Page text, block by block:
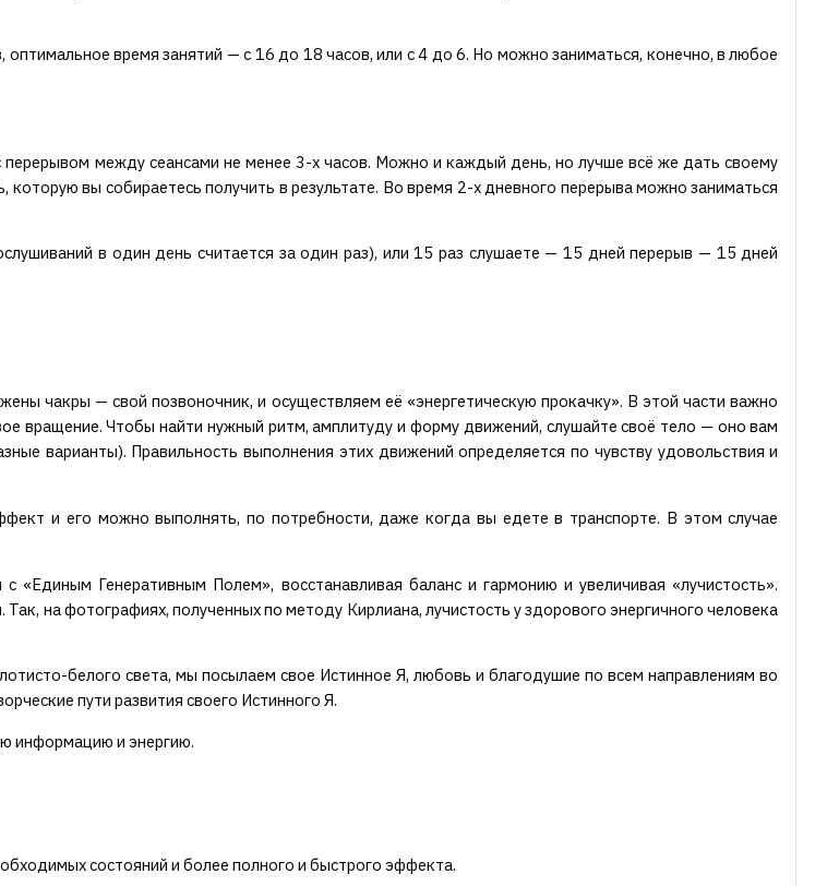
оптимальное время занятий — с 16 до 18 часов, или с 4 до 6. Но можно заниматься, конечно, в любое
между сеансами не менее 3-х часов. Можно и каждый день, но лучше всё же дать своему
вы собираетесь получить в результате. Во время 2-х дневного перерыва можно заниматься
в один день считается за один раз), или 15 раз слушаете — 15 дней перерыв — 15 дней
чакры — свой позвоночник, и осуществляем её «энергетическую прокачку». В этой части важно
вращение. Чтобы найти нужный ритм, амплитуду и форму движений, слушайте своё тело — оно вам
варианты). Правильность выполнения этих движений определяется по чувству удовольствия и
и его можно выполнять, по потребности, даже когда вы едете в транспорте. В этом случае
Генеративным Полем», восстанавливая баланс и гармонию и увеличивая «лучистость».
на фотографиях, полученных по методу Кирлиана, лучистость у здорового энергичного человека
белого света, мы посылаем свое Истинное Я, любовь и благодушие по всем направлениям во
пути развития своего Истинного Я.
информацию и энергию.
состояний и более полного и быстрого эффекта.